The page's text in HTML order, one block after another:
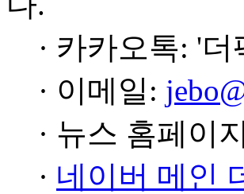
· 카카오톡: '
· 이메일:
· 뉴스 홈페이
· 네이버 메인